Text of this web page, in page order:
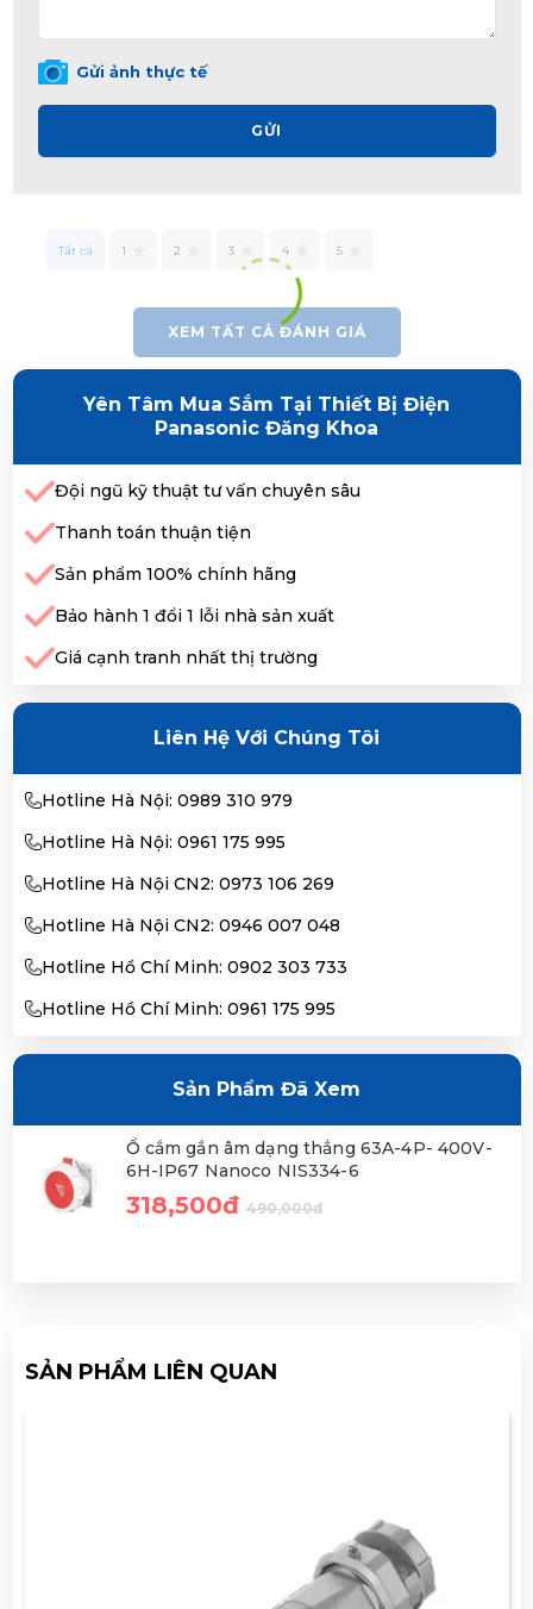
Gửi ảnh thực tế
GỬI
Tất cả 1 2 3 4 5
XEM TẤT CẢ ĐÁNH GIÁ
Yên Tâm Mua Sắm Tại Thiết Bị Điện
Panasonic Đăng Khoa
Đội ngũ kỹ thuật tư vấn chuyên sâu
Thanh toán thuận tiện
Sản phẩm 100% chính hãng
Bảo hành 1 đổi 1 lỗi nhà sản xuất
Giá cạnh tranh nhất thị trường
Liên Hệ Với Chúng Tôi
Hotline Hà Nội: 0989 310 979
Hotline Hà Nội: 0961 175 995
Hotline Hà Nội CN2: 0973 106 269
Hotline Hà Nội CN2: 0946 007 048
Hotline Hồ Chí Minh: 0902 303 733
Hotline Hồ Chí Minh: 0961 175 995
Sản Phẩm Đã Xem
Ổ cắm gắn âm dạng thẳng 63A-4P- 400V-
6H-IP67 Nanoco NIS334-6
318,500đ 490,000đ
SẢN PHẨM LIÊN QUAN